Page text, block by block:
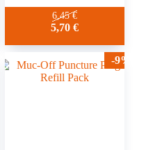
6,45€
5,70€
-9%